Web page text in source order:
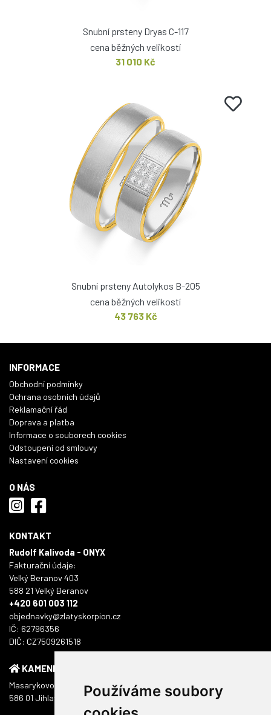
Používáme soubory
Snubní prsteny Dryas C-117
cena běžných velikostí
31 010 Kč
Snubní prsteny Autolykos B-205
cena běžných velikostí
43 763 Kč
INFORMACE
Obchodní podmínky
Ochrana osobních údajů
Reklamační řád
Doprava a platba
Informace o souborech cookies
Odstoupení od smlouvy
Nastavení cookies
O NÁS
KONTAKT
Rudolf Kalivoda - ONYX
Fakturační údaje:
Velký Beranov 403
588 21 Velký Beranov
+420 601 003 112
objednavky@zlatyskorpion.cz
IČ: 62796356
DIČ: CZ7509261518
KAMENNÁ PRODEJNA
Masarykovo náměstí 1217/51
586 01 Jihlava